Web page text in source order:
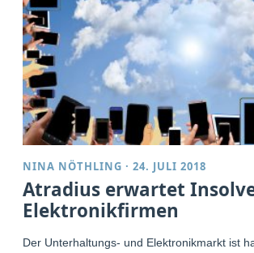
NINA NÖTHLING ·24. JULI 2018
Atradius erwartet
Elektronikfirmen
Der Unterhaltungs- und Elektronikmarkt ist